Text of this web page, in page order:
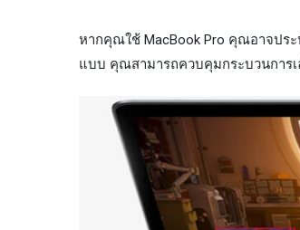
หากคุณใช้ MacBook Pro คุณอาจประ
แบบ คุณสามารถควบคุมกระบวนการ